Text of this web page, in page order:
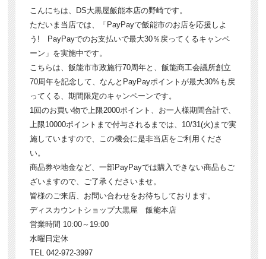
こんにちは、DS大黒屋飯能本店の野崎です。
ただいま当店では、「PayPayで飯能市のお店を応援しよ
う! PayPayでのお支払いで最大30％戻ってくるキャンペ
ーン」を実施中です。
こちらは、飯能市市政施行70周年と、飯能商工会議所創立
70周年を記念して、なんとPayPayポイントが最大30%も戻
ってくる、期間限定のキャンペーンです。
1回のお買い物で上限2000ポイント、お一人様期間合計で、
上限10000ポイントまで付与されるまでは、10/31(火)まで実
施していますので、この機会に是非当店をご利用くださ
い。
商品券や地金など、一部PayPayでは購入できない商品もご
ざいますので、ご了承くださいませ。
皆様のご来店、お問い合わせをお待ちしております。
ディスカウントショップ大黒屋 飯能本店
営業時間 10:00～19:00
水曜日定休
TEL 042-972-3997